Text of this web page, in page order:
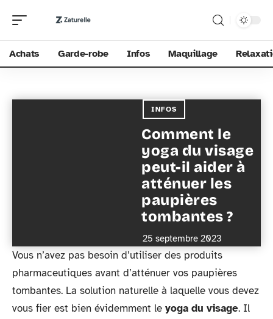
Achats Garde-robe Infos Maquillage
INFOS
Comment le
yoga du visage
peut-il aider à
atténuer les
paupières
tombantes ?
25 septembre 2023
Vous n’avez pas besoin d’utiliser des produits
pharmaceutiques avant d’atténuer vos paupières
tombantes. La solution naturelle à laquelle vous devez
vous fier est bien évidemment le yoga du visage. Il